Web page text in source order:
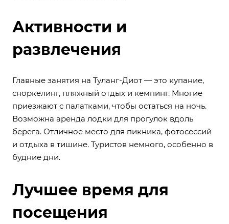
Активности и
развлечения
Главные занятия на Туланг-Диот — это купание,
сноркелинг, пляжный отдых и кемпинг. Многие
приезжают с палатками, чтобы остаться на ночь.
Возможна аренда лодки для прогулок вдоль
берега. Отличное место для пикника, фотосессий
и отдыха в тишине. Туристов немного, особенно в
будние дни.
Лучшее время для
посещения